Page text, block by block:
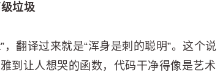
垃圾
翻译过来就是“浑身是刺的聪明”。这个说
到让人想哭的函数，代码干净得像是艺术